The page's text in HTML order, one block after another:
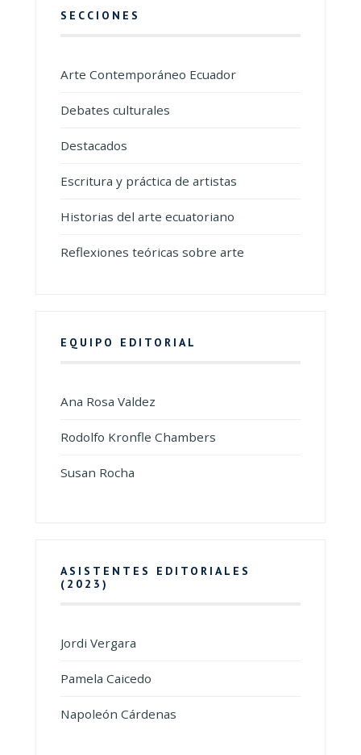
SECCIONES
Arte Contemporáneo Ecuador
Debates culturales
Destacados
Escritura y práctica de artistas
Historias del arte ecuatoriano
Reflexiones teóricas sobre arte
EQUIPO EDITORIAL
Ana Rosa Valdez
Rodolfo Kronfle Chambers
Susan Rocha
ASISTENTES EDITORIALES
(2023)
Jordi Vergara
Pamela Caicedo
Napoleón Cárdenas